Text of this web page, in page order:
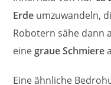
Erde umzuwandeln,
Robotern sähe dann
eine graue Schmiere
Eine ähnliche